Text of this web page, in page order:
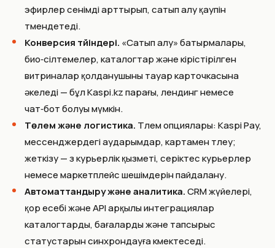
эфирлер сенімді арттырып, сатып алу қаупін
төмендетеді.
Конверсия түйіндері. «Сатып алу» батырмалары,
био‑сілтемелер, каталогтар және кірістірілген
витриналар қолданушыны тауар карточкасына
әкеледі — бұл Kaspi.kz парағы, лендинг немесе
чат‑бот болуы мүмкін.
Төлем және логистика. Төлем опциялары: Kaspi Pay,
мессенджердегі аударымдар, картамен төлеу;
жеткізу — өз курьерлік қызметі, серіктес курьерлер
немесе маркетплейс шешімдерін пайдалану.
Автоматтандыру және аналитика.CRM жүйелері,
қор есебі және API арқылы интеграциялар
каталогтарды, бағаларды және тапсырыс
статустарын синхрондауға көмектеседі.